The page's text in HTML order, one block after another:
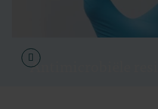
Antimicrobiële